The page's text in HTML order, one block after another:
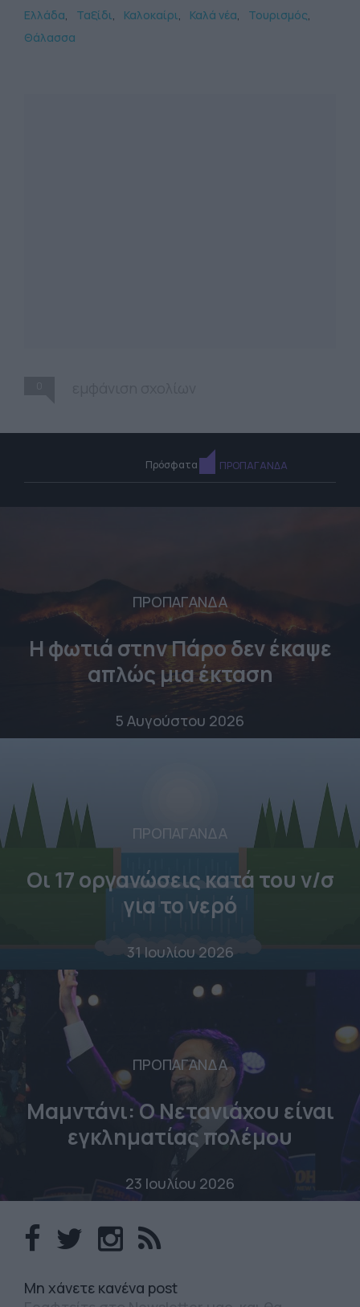
Ελλάδα Ταξίδι Καλοκαίρι Καλά νέα
Τουρισμός
Θάλασσα
Πρόσφατα ΠΡΟΠΑΓΑΝΔΑ
ΠΡΟΠΑΓΑΝΔΑ
Η φωτιά στην Πάρο δεν έκαψε
απλώς μια έκταση
5 Αυγούστου 2026
ΠΡΟΠΑΓΑΝΔΑ
Οι 17 οργανώσεις κατά του ν/σ
για το νερό
31 Ιουλίου 2026
ΠΡΟΠΑΓΑΝΔΑ
Μαμντάνι: Ο Νετανιάχου είναι
εγκληματίας πολέμου
23 Ιουλίου 2026
Mη χάνετε κανένα post